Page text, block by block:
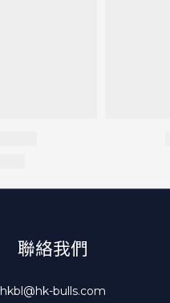
聯絡我們
hkbl@hk-bulls.com